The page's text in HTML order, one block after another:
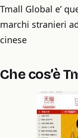
Tmall Global e’
marchi stranieri
cinese
Che cos’è